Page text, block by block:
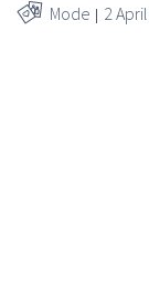
Mode 2